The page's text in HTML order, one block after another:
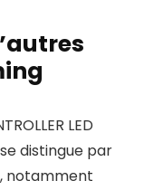
LED
se distingue par
notamment